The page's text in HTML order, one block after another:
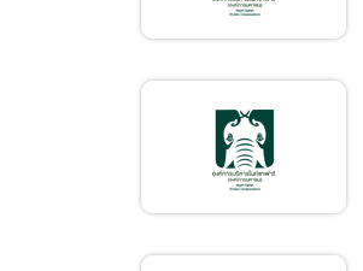
ปรับปรุงต่อเติมอาคาร
อาคารลานนา สิ่งอำนวย
ความสะดวก วงเงินประมาณ
การ 20,000,000 บาท เพื่อ
ใช้ในการปรับปรุงพื้นที่
ปีงบประมาณ 2564) โดยวิธี
ประกาศเชิญชวนทั่วไป
สัญญาจ้างซ่อมแซมระบบ
น้ำพุน้ำตกหน้าทางเข้า
สำนักงานเชียงใหม่ไนท์
ซาฟารี